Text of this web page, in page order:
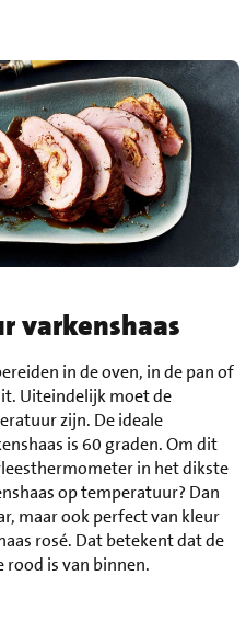
varkenshaas
in de oven, in de pan of
Uiteindelijk moet de
zijn. De ideale
is 60 graden. Om dit
in het dikste
op temperatuur? Dan
maar ook perfect van kleur
rosé. Dat betekent dat de
rood is van binnen.